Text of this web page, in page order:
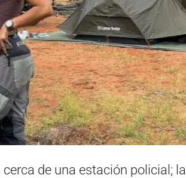
de una estación policial; la